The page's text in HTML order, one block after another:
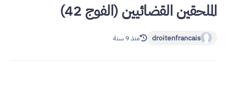
الملحقين القضائيين (الفوج 42)
droitenfrancais منذ 9 سنة